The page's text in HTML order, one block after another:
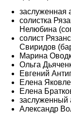
заслуженная
солистка
Нелюбина
солист
Свиридов
Марина
Ольга
Евгений
Елена
Елена
заслуженный
Александр